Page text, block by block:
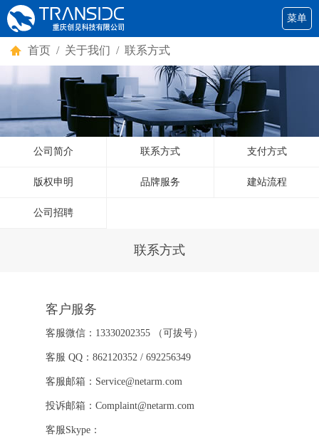
菜单
首页 / 关于我们 / 联系方式
公司简介 联系方式 支付方式
版权申明 品牌服务 建站流程
公司招聘
联系方式
客户服务
客服微信：13330202355 （可拔号）
客服 QQ：862120352 / 692256349
客服邮箱：Service@netarm.com
投诉邮箱：Complaint@netarm.com
客服Skype：